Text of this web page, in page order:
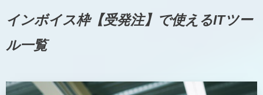
インボイス枠【受発注】で使えるITツー
ル一覧